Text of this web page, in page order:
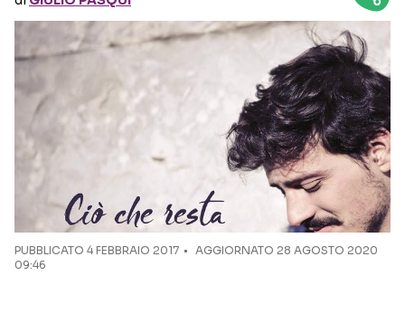
PUBBLICATO 4 FEBBRAIO 2017
AGGIORNATO 28 AGOSTO 2020
09:46